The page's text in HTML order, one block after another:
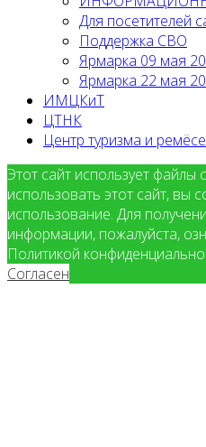
Для посетителей
Поддержка СВО
Ярмарка 09 мая
Ярмарка 22 мая
ИМЦКиТ
ЦТНК
Центр туризма и
Этот сайт использует
использовать этот сайт, вы
использование. Для
информации, пожалуйста,
Политикой
Согласен